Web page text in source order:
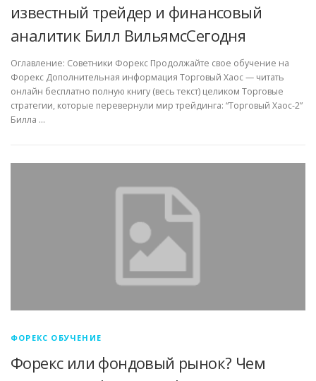
известный трейдер и финансовый
аналитик Билл ВильямсСегодня
Оглавление: Советники Форекс Продолжайте свое обучение на
Форекс Дополнительная информация Торговый Хаос — читать
онлайн бесплатно полную книгу (весь текст) целиком Торговые
стратегии, которые перевернули мир трейдинга: “Торговый Хаос-2”
Билла …
ФОРЕКС ОБУЧЕНИЕ
Форекс или фондовый рынок? Чем